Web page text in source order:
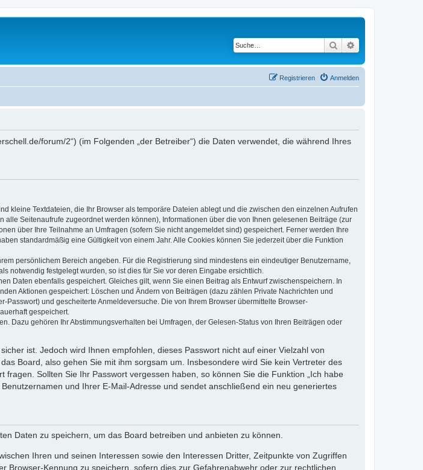
Suche
Anmelden
Registrieren
forum/2“) (im Folgenden „der Betreiber“) die Daten verwendet, die während Ihres
kleine Textdateien, die Ihr Browser als temporäre Dateien ablegt und die zwischen den einzelnen Aufrufen
Seitenaufrufe zugeordnet werden können), Informationen über die von Ihnen gelesenen Beiträge (zur
über Ihre Teilnahme an Umfragen (sofern Sie nicht angemeldet sind) gespeichert. Ferner werden Ihre
standardmäßig eine Gültigkeit von einem Jahr. Alle Cookies können Sie jederzeit über die Funktion
persönlichem Bereich angeben. Für die Registrierung sind mindestens ein eindeutiger Benutzername,
notwendig festgelegt wurden, so ist dies für Sie vor deren Eingabe ersichtlich.
Daten ebenfalls gespeichert. Gleiches gilt, wenn Sie einen Beitrag als Entwurf zwischenspeichern. In
Aktionen gespeichert: Löschen und Ändern von Beiträgen (dazu zählen Private Nachrichten und
und gescheiterte Anmeldeversuche. Die von Ihrem Browser übermittelte Browser-
gespeichert.
Dazu gehören Ihr Abstimmungsverhalten bei Umfragen, der Gelesen-Status von Ihren Beiträgen oder
ist. Jedoch wird Ihnen empfohlen, dieses Passwort nicht auf einer Vielzahl von
Board, also gehen Sie mit ihm sorgsam um. Insbesondere wird Sie kein Vertreter des
Sollten Sie Ihr Passwort vergessen haben, so können Sie die Funktion „Ich habe
und Ihrer E-Mail-Adresse und sendet anschließend ein neu generiertes
Daten zu speichern, um das Board betreiben und anbieten zu können.
Ihren und seinen Interessen sowie den Interessen Dritter, Zeitpunkte von Zugriffen
Kennung zu speichern, sofern dies zur Gefahrenabwehr oder zur rechtlichen